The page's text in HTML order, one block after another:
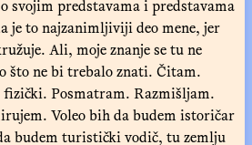
svojim predstavama i predstavama
je to najzanimljiviji deo mene, jer
Ali, moje znanje se tu ne
što ne bi trebalo znati. Čitam.
Posmatram. Razmišljam.
Voleo bih da budem istoričar
budem turistički vodič, tu zemlju